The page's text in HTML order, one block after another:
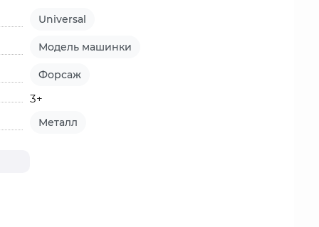
Universal
Модель машинки
Форсаж
3+
Металл